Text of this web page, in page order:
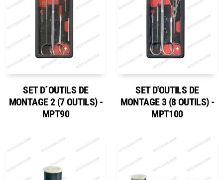
SET D´OUTILS DE
MONTAGE 2 (7 OUTILS) -
MPT90
SET D'OUTILS DE
MONTAGE 3 (8 OUTILS) -
MPT100